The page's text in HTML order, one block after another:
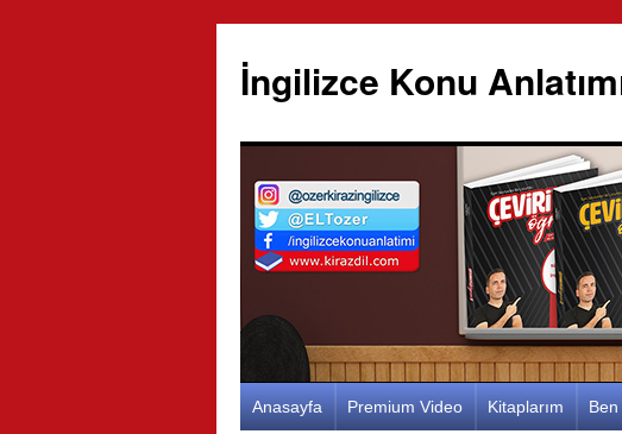
İngilizce Konu
İçeriğe
Anasayfa Premium Video Kitaplarım